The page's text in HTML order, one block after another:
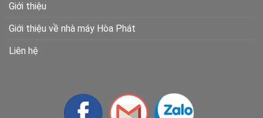
Giới thiệu
Giới thiệu về nhà máy Hòa Phát
Liên hệ